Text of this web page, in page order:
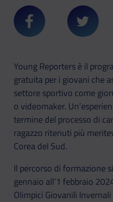
Condividi su Facebook
Young Reporters è il
gratuita per i giovani che
settore sportivo come
o videomaker.
termine del processo di
ragazzo ritenuti più
Corea del Sud.
Il percorso di formazione
gennaio all’1 febbraio
Olimpici Giovanili